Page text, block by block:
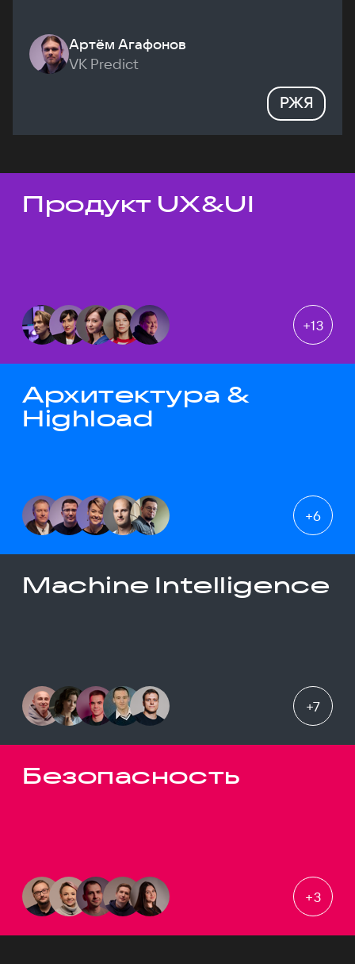
Артём Агафонов
VK Predict
РЖЯ
Темы докладов
Продукт UX&UI
+13
Архитектура &
Highload
+6
Machine Intelligence
+7
Безопасность
+3